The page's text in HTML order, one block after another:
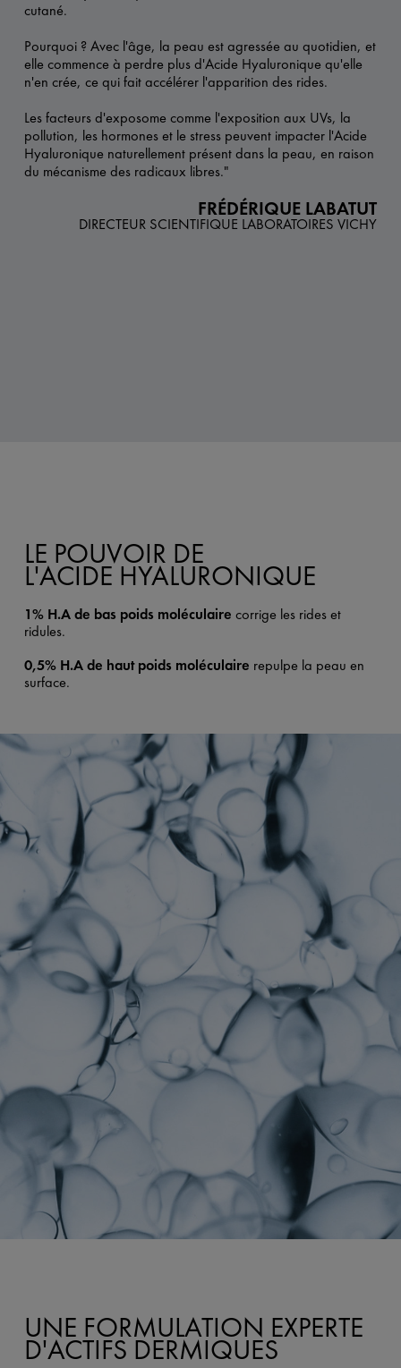
cutané.
Pourquoi ? Avec l'âge, la peau est agressée au quotidien, et
elle commence à perdre plus d'Acide Hyaluronique qu'elle
n'en crée, ce qui fait accélérer l'apparition des rides.
Les facteurs d'exposome comme l'exposition aux UVs, la
pollution, les hormones et le stress peuvent impacter l'Acide
Hyaluronique naturellement présent dans la peau, en raison
du mécanisme des radicaux libres."
FRÉDÉRIQUE LABATUT
DIRECTEUR SCIENTIFIQUE LABORATOIRES VICHY
LE POUVOIR DE
L'ACIDE HYALURONIQUE
1% H.A de bas poids moléculaire corrige les rides et
ridules.
0,5% H.A de haut poids moléculaire repulpe la peau en
surface.
UNE FORMULATION EXPERTE
D'ACTIFS DERMIQUES